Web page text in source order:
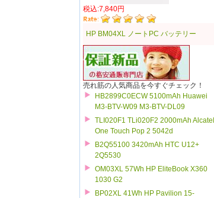
税込:7,840円
HP BM04XL ノートPC バッテリー
売れ筋の人気商品を今すぐチェック！
HB2899C0ECW 5100mAh Huawei
M3-BTV-W09 M3-BTV-DL09
TLI020F1 TLi020F2 2000mAh Alcatel
One Touch Pop 2 5042d
B2Q55100 3420mAh HTC U12+
2Q5530
OM03XL 57Wh HP EliteBook X360
1030 G2
BP02XL 41Wh HP Pavilion 15-